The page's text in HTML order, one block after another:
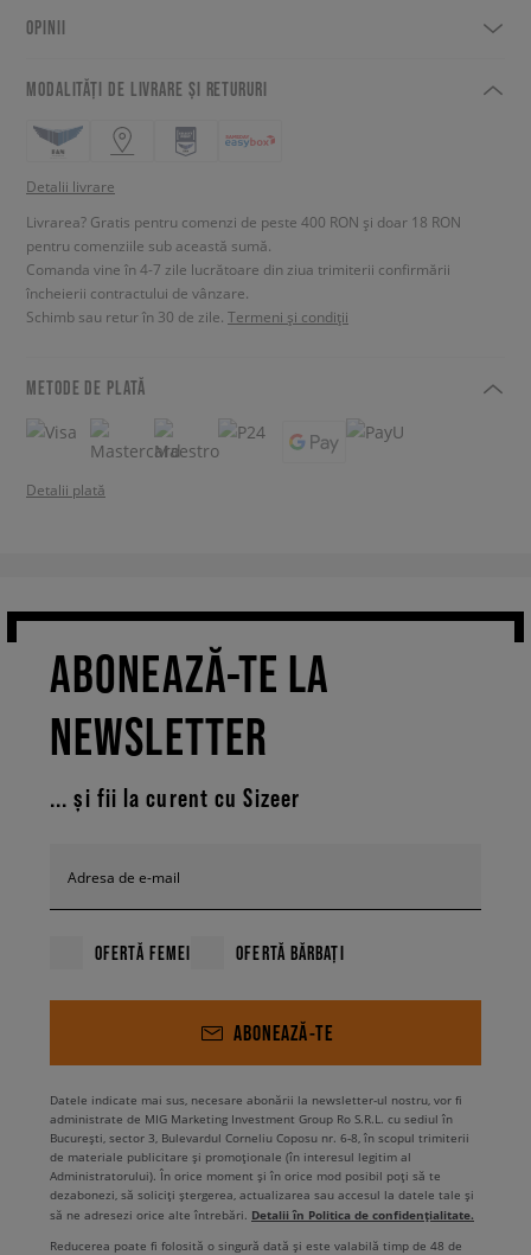
OPINII
MODALITĂȚI DE LIVRARE ȘI RETURURI
Detalii livrare
Livrarea? Gratis pentru comenzi de peste 400 RON și doar 18 RON
pentru comenziile sub această sumă.
Comanda vine în 4-7 zile lucrătoare din ziua trimiterii confirmării
încheierii contractului de vânzare.
Schimb sau retur în 30 de zile. Termeni și condiții
METODE DE PLATĂ
Detalii plată
ABONEAZĂ-TE LA
NEWSLETTER
... și fii la curent cu Sizeer
Adresa de e-mail
OFERTĂ FEMEI OFERTĂ BĂRBAȚI
ABONEAZĂ-TE
Datele indicate mai sus, necesare abonării la newsletter-ul nostru, vor fi
administrate de MIG Marketing Investment Group Ro S.R.L. cu sediul în
București, sector 3, Bulevardul Corneliu Coposu nr. 6-8, în scopul trimiterii
de materiale publicitare și promoționale (în interesul legitim al
Administratorului). În orice moment și în orice mod posibil poți să te
dezabonezi, să soliciți ștergerea, actualizarea sau accesul la datele tale și
să ne adresezi orice alte întrebări. Detalii în Politica de confidențialitate.
Reducerea poate fi folosită o singură dată și este valabilă timp de 48 de